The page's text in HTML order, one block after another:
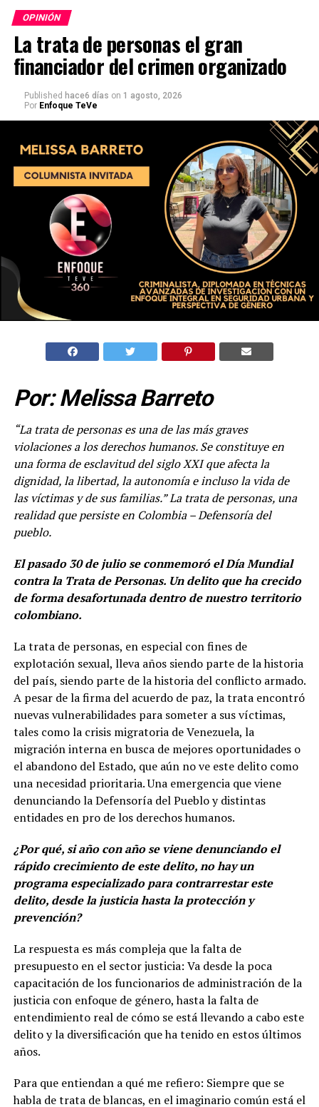
OPINIÓN
La trata de personas el gran
financiador del crimen organizado
Published hace6 días on 1 agosto, 2026
Por Enfoque TeVe
Por: Melissa Barreto
“La trata de personas es una de las más graves
violaciones a los derechos humanos. Se constituye en
una forma de esclavitud del siglo XXI que afecta la
dignidad, la libertad, la autonomía e incluso la vida de
las víctimas y de sus familias.” La trata de personas, una
realidad que persiste en Colombia– Defensoría del
pueblo.
El pasado 30 de julio se conmemoró el Día Mundial
contra la Trata de Personas. Un delito que ha crecido
de forma desafortunada dentro de nuestro territorio
colombiano.
La trata de personas, en especial con fines de
explotación sexual, lleva años siendo parte de la historia
del país, siendo parte de la historia del conflicto armado.
A pesar de la firma del acuerdo de paz, la trata encontró
nuevas vulnerabilidades para someter a sus víctimas,
tales como la crisis migratoria de Venezuela, la
migración interna en busca de mejores oportunidades o
el abandono del Estado, que aún no ve este delito como
una necesidad prioritaria. Una emergencia que viene
denunciando la Defensoría del Pueblo y distintas
entidades en pro de los derechos humanos.
¿Por qué, si año con año se viene denunciando el
rápido crecimiento de este delito, no hay un
programa especializado para contrarrestar este
delito, desde la justicia hasta la protección y
prevención?
La respuesta es más compleja que la falta de
presupuesto en el sector justicia: Va desde la poca
capacitación de los funcionarios de administración de la
justicia con enfoque de género, hasta la falta de
entendimiento real de cómo se está llevando a cabo este
delito y la diversificación que ha tenido en estos últimos
años.
Para que entiendan a qué me refiero: Siempre que se
habla de trata de blancas, en el imaginario común está el